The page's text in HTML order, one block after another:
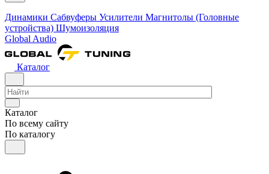
Динамики Сабвуферы Усилители Магнитолы (Головные
устройства) Шумоизоляция
Global Audio
Каталог
Каталог
По всему сайту
По каталогу